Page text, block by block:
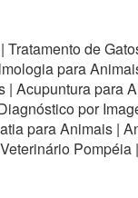
de
para
Acupuntura para
por
para Animais |